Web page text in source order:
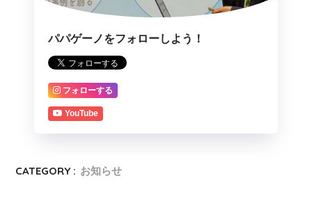
パパゲーノをフォローしよう！
フォローする
YouTube
CATEGORY : お知らせ